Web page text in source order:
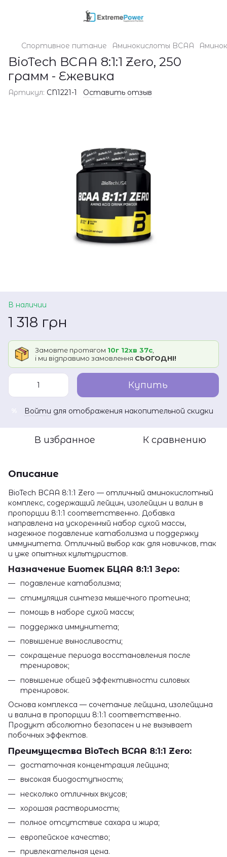
Спортивное питание Аминокислоты BCAA
BioTech BCAA 8:1:1 Zero, 250
грамм - Ежевика
Артикул: CN1221-1 Оставить отзыв
В наличии
1 318 грн
Замовте протягом 10г 12хв 37с
і ми відправимо замовлення СЬОГОДНІ!
Купить
Войти для отображения накопительной скидки
В избранное К сравнению
Описание
BioTech BCAA 8:1:1 Zero — отличный аминокислотный
комплекс, содержащий лейцин, изолейцин и валин в
пропорции 8:1:1 соответственно. Добавка
направлена на ускоренный набор сухой массы,
надежное подавление катаболизма и поддержку
иммунитета. Отличный выбор как для новичков, так
и уже опытных культуристов.
Назначение Биотек БЦАА 8:1:1 Зеро:
подавление катаболизма;
стимуляция синтеза мышечного протеина;
помощь в наборе сухой массы;
поддержка иммунитета;
повышение выносливости;
сокращение периода восстановления после
тренировок;
повышение общей эффективности силовых
тренировок.
Основа комплекса — сочетание лейцина, изолейцина
и валина в пропорции 8:1:1 соответственно.
Продукт абсолютно безопасен и не вызывает
побочных эффектов.
Преимущества BioTech BCAA 8:1:1 Zero:
достаточная концентрация лейцина;
высокая биодоступность;
несколько отличных вкусов;
хорошая растворимость;
полное отсутствие сахара и жира;
европейское качество;
привлекательная цена.